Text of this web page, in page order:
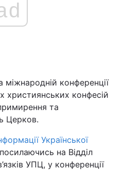
конференції
християнських конфесій
та
Церков.
Української
на Відділ
УПЦ, у конференції